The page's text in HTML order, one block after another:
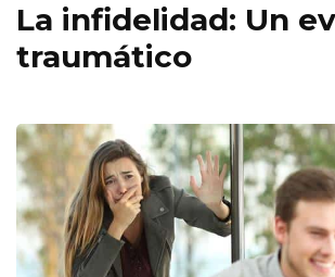
La infidelidad: Un
traumático